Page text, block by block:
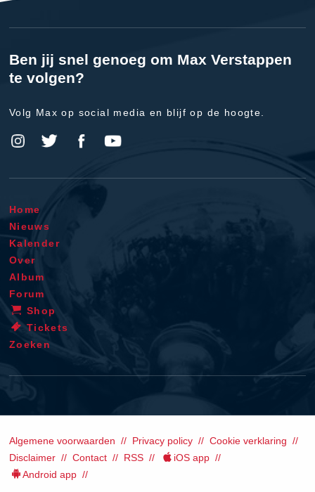
Ben jij snel genoeg om Max Verstappen
te volgen?
Volg Max op social media en blijf op de hoogte.
Home
Nieuws
Kalender
Over
Album
Forum
Shop
Tickets
Zoeken
Algemene voorwaarden Privacy policy
Cookie verklaring
Disclaimer
Contact RSS
iOS app
Android app